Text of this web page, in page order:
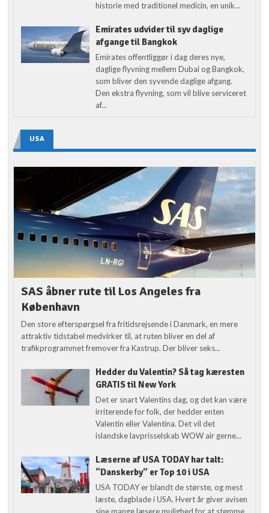
historie med traditionel medicin, en unik...
Emirates udvider til syv daglige
afgange til Bangkok
Emirates offentliggør i dag deres nye,
daglige flyvning mellem Dubai og Bangkok,
som bliver den syvende daglige afgang.
Den ekstra flyvning, som vil blive serviceret
af...
USA
SAS åbner rute til Los Angeles fra
København
Den store efterspørgsel fra fritidsrejsende i Danmark, en mere
attraktiv tidstabel medvirker til, at ruten bliver en del af
trafikprogrammet fremover fra Kastrup. Der bliver seks...
Hedder du Valentin? Så tag kæresten
GRATIS til New York
Det er snart Valentins dag, og det kan være
irriterende for folk, der hedder enten
Valentin eller Valentina. Det vil det
islandske lavprisselskab WOW air gerne...
Læserne af USA TODAY har talt:
“Danskerby” er Top 10 i USA
USA TODAY er blandt de største, og mest
læste, dagblade i USA. Hvert år giver avisen